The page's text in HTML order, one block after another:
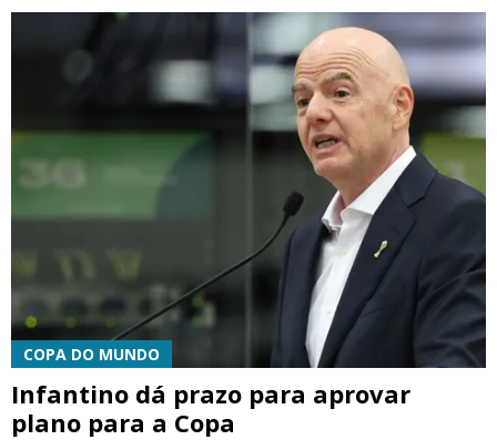
COPA DO MUNDO
Infantino dá prazo para aprovar
plano para a Copa